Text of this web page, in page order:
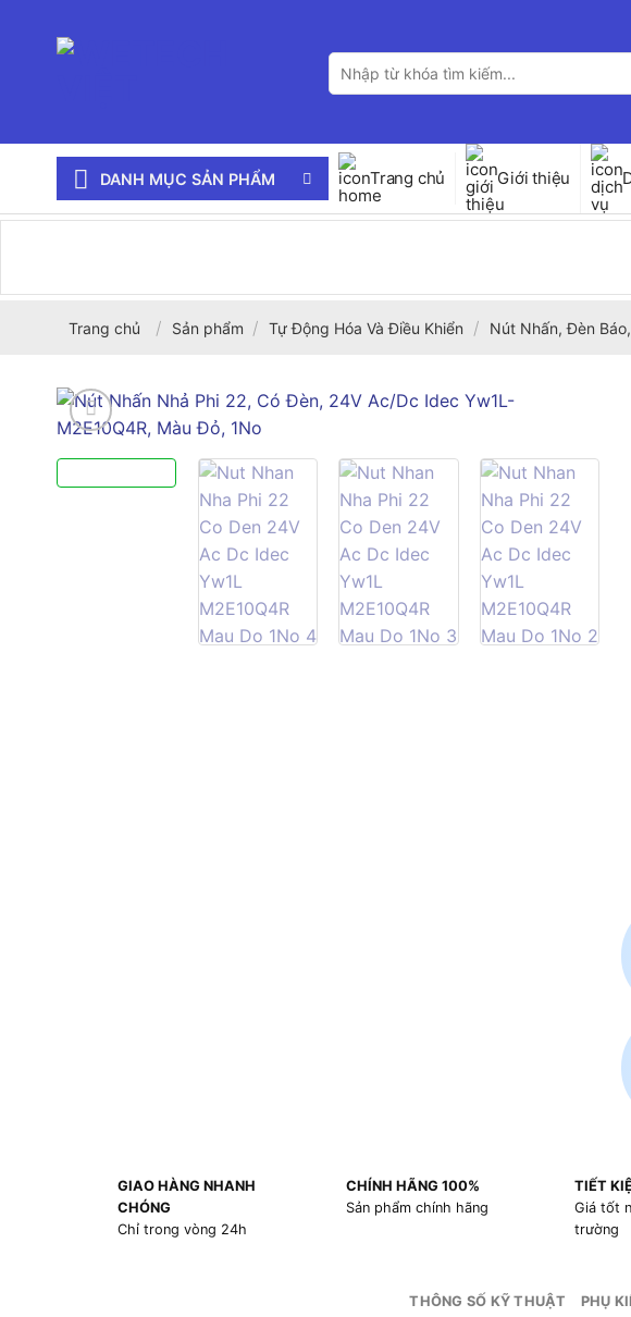
Tìm
kiếm:
DANH MỤC SẢN PHẨM Trang chủ Giới thiệu
Trang chủ / Sản phẩm / Tự Động Hóa Và Điều Khiển / Nút Nhấn, Đèn
GIAO HÀNG NHANH
CHÓNG
Chỉ trong vòng 24h
CHÍNH HÃNG 100%
Sản phẩm chính hãng
TIẾT
Giá tốt
trường
THÔNG SỐ KỸ THUẬT PHỤ